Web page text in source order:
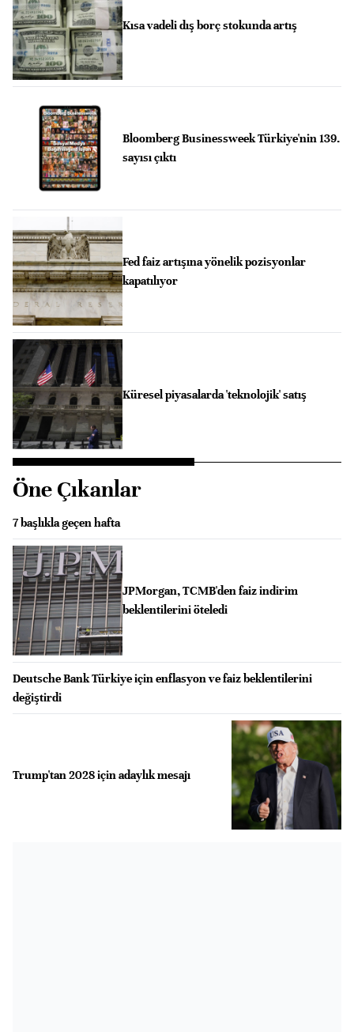
Kısa vadeli dış borç stokunda artış
Bloomberg Businessweek Türkiye'nin 139.
sayısı çıktı
Fed faiz artışına yönelik pozisyonlar
kapatılıyor
Küresel piyasalarda 'teknolojik' satış
Öne Çıkanlar
7 başlıkla geçen hafta
JPMorgan, TCMB'den faiz indirim
beklentilerini öteledi
Deutsche Bank Türkiye için enflasyon ve faiz beklentilerini
değiştirdi
Trump'tan 2028 için adaylık mesajı